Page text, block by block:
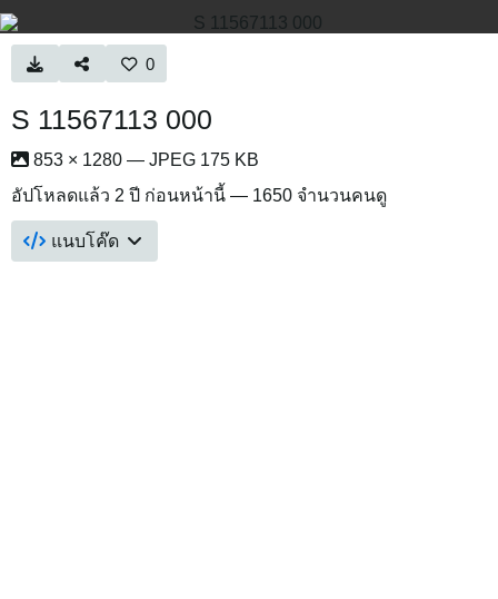
0
S 11567113 000
853 × 1280 — JPEG 175 KB
อัปโหลดแล้ว 2 ปี ก่อนหน้านี้ — 1650 จำนวนคนดู
แนบโค๊ด